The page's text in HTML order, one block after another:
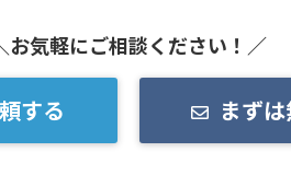
お気軽にご相談ください！／
する まず